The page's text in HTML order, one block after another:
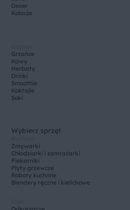
Deser
Kolacja
Grzańce
Kawy
Herbaty
Drinki
Smoothie
Koktajle
Soki
Wybierz sprzęt
Zmywarki
Chłodziarki i zamrażarki
Piekarniki
Płyty grzewcze
Roboty kuchnne
Blendery ręczne i kielichowe